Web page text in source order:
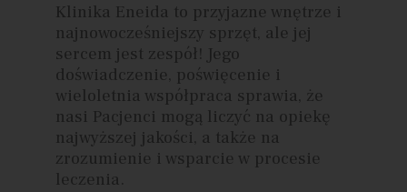
Klinika Eneida to przyjazne wnętrze i
najnowocześniejszy sprzęt, ale jej
sercem jest zespół! Jego
doświadczenie, poświęcenie i
wieloletnia współpraca sprawia, że
nasi Pacjenci mogą liczyć na opiekę
najwyższej jakości, a także na
zrozumienie i wsparcie w procesie
leczenia.